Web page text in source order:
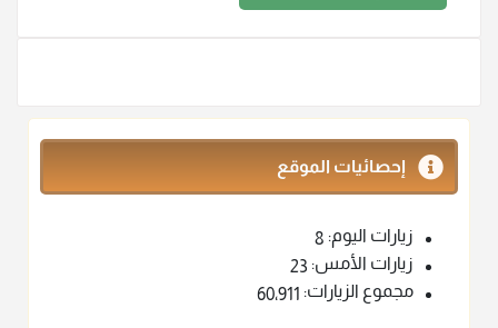
إحصائيات الموقع
زيارات اليوم: 8
زيارات الأمس: 23
مجموع الزيارات: 60٬911